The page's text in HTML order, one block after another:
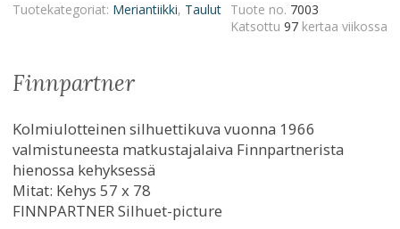
Tuotekategoriat: Meriantiikki, Taulut Tuote no. 7003
Katsottu 97 kertaa viikossa
finnpartner
Kolmiulotteinen silhuettikuva vuonna 1966
valmistuneesta matkustajalaiva Finnpartnerista
hienossa kehyksessä
Mitat: Kehys 57 x 78
FINNPARTNER Silhuet-picture